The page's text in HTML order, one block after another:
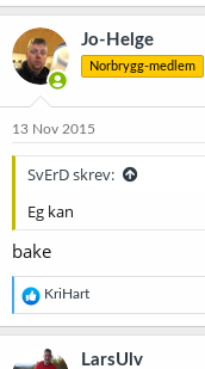
a
k
s
j
o
e
Jo-Helge
Norbrygg-medlem
13 Nov 2015
SvErD skrev:
Eg kan
bake
R
e
a
k
KriHart
LarsUlv